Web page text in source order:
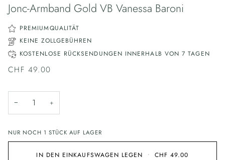
Jonc-Armband Gold VB Vanessa Baroni
PREMIUMQUALITÄT
KEINE ZOLLGEBÜHREN
KOSTENLOSE RÜCKSENDUNGEN INNERHALB VON 7 TAGEN
CHF 49.00
− +
NUR NOCH 1 STÜCK AUF LAGER
IN DEN EINKAUFSWAGEN LEGEN • CHF 49.00